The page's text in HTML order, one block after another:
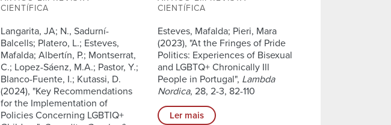
CIENTÍFICA
Langarita, JA; N., Sadurní-
Balcells; Platero, L.; Esteves,
Mafalda; Albertín, P.; Montserrat,
C.; Lopez-Sáenz, M.A.; Pastor, Y.;
Blanco-Fuente, I.; Kutassi, D.
(2024), "Key Recommendations
for the Implementation of
Policies Concerning LGBTIQ+
CIENTÍFICA
Esteves, Mafalda; Pieri, Mara
(2023), "At the Fringes of Pride
Politics: Experiences of Bisexual
and LGBTQ+ Chronically Ill
People in Portugal", Lambda
Nordica, 28, 2-3, 82-110
Ler mais